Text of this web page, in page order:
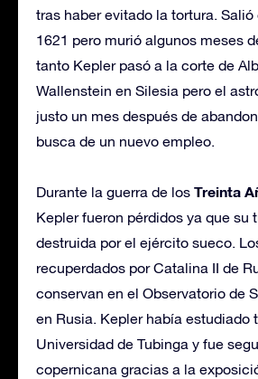
tras haber evitado la tortura.
1621 pero murió algunos meses
tanto Kepler pasó a la corte de
Wallenstein en Silesia pero el
justo un mes después de
busca de un nuevo empleo.
Durante la guerra de los Treinta
Kepler fueron pérdidos ya que su
destruida por el ejército sueco.
recuperdados por Catalina II de
conservan en el Observatorio de
en Rusia. Kepler había estudiado
Universidad de Tubinga y fue
copernicana gracias a la